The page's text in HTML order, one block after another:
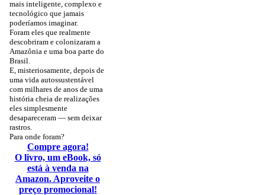
mais inteligente, complexo e
tecnológico que jamais
poderíamos imaginar.
Foram eles que realmente
descobriram e colonizaram a
Amazônia e uma boa parte do
Brasil.
E, misteriosamente, depois de
uma vida autossustentável
com milhares de anos de uma
história cheia de realizações
eles simplesmente
desapareceram — sem deixar
rastros.
Para onde foram?
Compre agora!
O livro, um eBook, só
está à venda na
Amazon. Aproveite o
preço promocional!